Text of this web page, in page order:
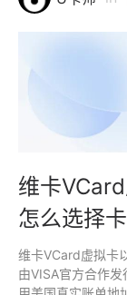
维卡
怎么选择
维卡VCard虚拟卡
由VISA官方合作